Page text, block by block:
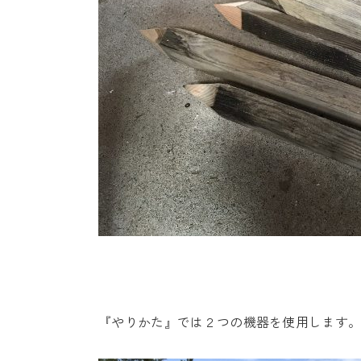
『やりかた』では２つの機器を使用します。